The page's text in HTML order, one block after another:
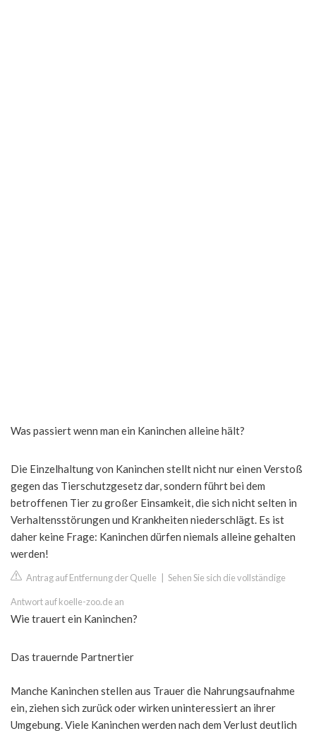
Was passiert wenn man ein Kaninchen alleine hält?
Die Einzelhaltung von Kaninchen stellt nicht nur einen Verstoß
gegen das Tierschutzgesetz dar, sondern führt bei dem
betroffenen Tier zu großer Einsamkeit, die sich nicht selten in
Verhaltensstörungen und Krankheiten niederschlägt. Es ist
daher keine Frage: Kaninchen dürfen niemals alleine gehalten
werden!
Antrag auf Entfernung der Quelle Sehen Sie sich die vollständige
Antwort auf koelle-zoo.de an
Wie trauert ein Kaninchen?
Das trauernde Partnertier
Manche Kaninchen stellen aus Trauer die Nahrungsaufnahme
ein, ziehen sich zurück oder wirken uninteressiert an ihrer
Umgebung. Viele Kaninchen werden nach dem Verlust deutlich